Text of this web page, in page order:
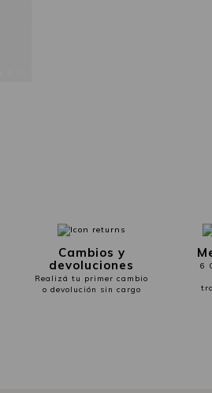
Cambios y
devoluciones
Realizá tu primer cambio
o devolución sin cargo
6